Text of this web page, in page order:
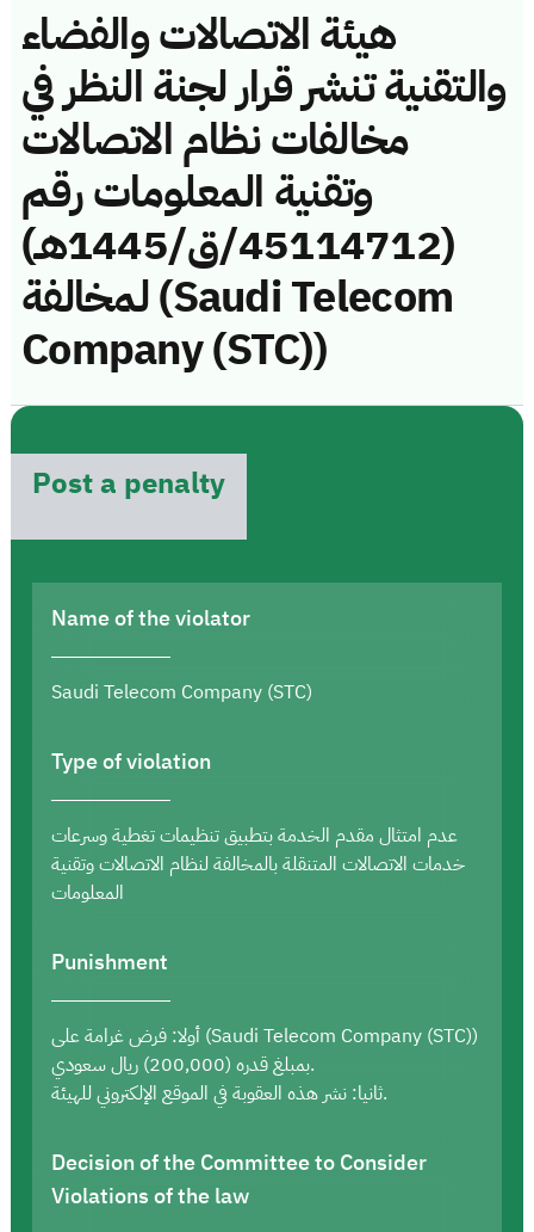
هيئة الاتصالات والفضاء
والتقنية تنشر قرار لجنة النظر في
مخالفات نظام الاتصالات
وتقنية المعلومات رقم
(45114712/ق/1445هـ)
لمخالفة (Saudi Telecom
Company (STC))
Post a penalty
Name of the violator
Saudi Telecom Company (STC)
Type of violation
عدم امتثال مقدم الخدمة بتطبيق تنظيمات تغطية وسرعات
خدمات الاتصالات المتنقلة بالمخالفة لنظام الاتصالات وتقنية
المعلومات
Punishment
أولا: فرض غرامة على (Saudi Telecom Company (STC))
بمبلغ قدره (200,000) ريال سعودي.
ثانيا: نشر هذه العقوبة في الموقع الإلكتروني للهيئة.
Decision of the Committee to Consider
Violations of the law